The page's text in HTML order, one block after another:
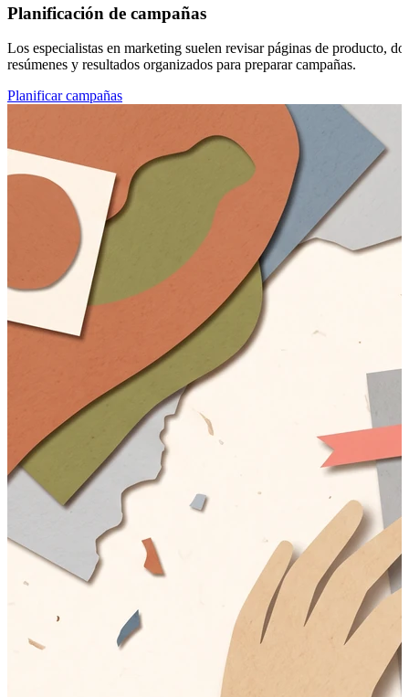
Planificación de campañas
Los especialistas en marketing suelen revisar páginas de producto,
resúmenes y resultados organizados para preparar campañas.
Planificar campañas